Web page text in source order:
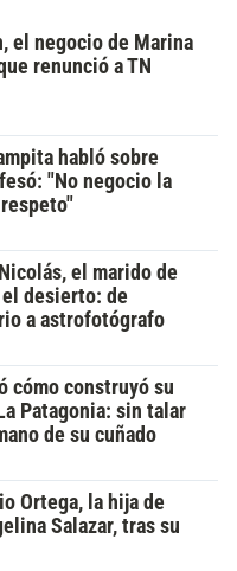
el negocio de Marina
renunció a TN
habló sobre
"No negocio la
el marido de
el desierto: de
a astrofotógrafo
cómo construyó su
Patagonia: sin talar
de su cuñado
Ortega, la hija de
Salazar, tras su